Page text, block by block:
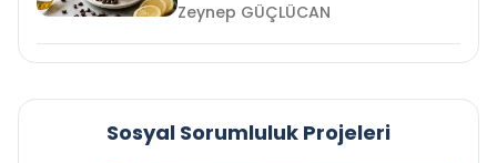
Zeynep GÜÇLÜCAN
Sosyal Sorumluluk Projeleri